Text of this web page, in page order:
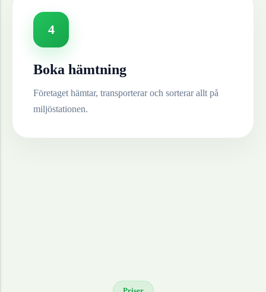
4
Boka hämtning
Företaget hämtar, transporterar och sorterar allt på
miljöstationen.